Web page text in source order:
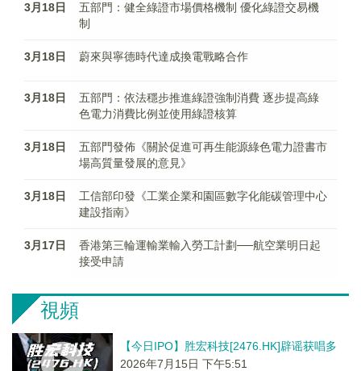
3月18日
五部門：健全綠證市場價格機制 優化綠證交易機
制
3月18日 蔚來與寧德時代達成換電戰略合作
3月18日
五部門：依法穩步推進綠證強制消費 逐步提高綠
色電力消費比例並使用綠證核算
3月18日
五部門發佈《關於促進可再生能源綠色電力證書市
場高質量發展的意見》
3月18日
工信部印發《工業企業和園區數字化能碳管理中心
建設指南》
3月17日
香港第三輪運輸業輸入勞工計劃──航空業明日起
接受申請
視頻
【今日IPO】胜宏科技[2476.HK]辟谣获唱多
2026年7月15日 下午5:51